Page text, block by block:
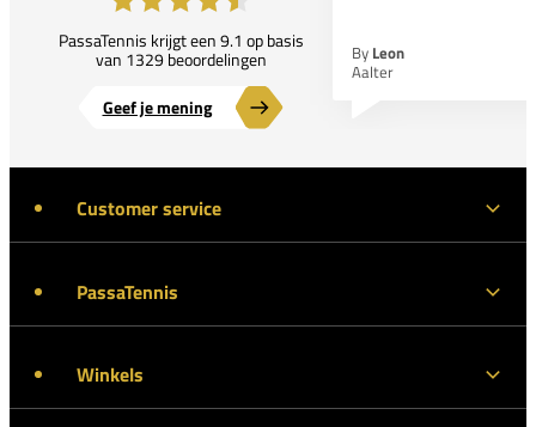
PassaTennis krijgt een 9.1 op basis
van 1329 beoordelingen
Geef je mening
By Leon
Aalter
Customer service
PassaTennis
Winkels